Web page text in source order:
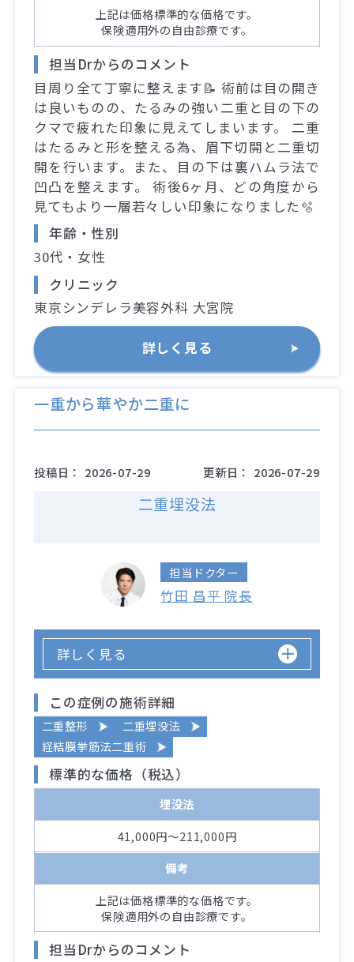
上記は価格標準的な価格です。
保険適用外の自由診療です。
担当Drからのコメント
目周り全て丁寧に整えます📝 術前は目の開き
は良いものの、たるみの強い二重と目の下の
クマで疲れた印象に見えてしまいます。 二重
はたるみと形を整える為、眉下切開と二重切
開を行います。また、目の下は裏ハムラ法で
凹凸を整えます。 術後6ヶ月、どの角度から
見てもより一層若々しい印象になりました🫧
年齢・性別
30代・女性
クリニック
東京シンデレラ美容外科 大宮院
詳しく見る
一重から華やか二重に
投稿日： 2026-07-29 更新日： 2026-07-29
二重埋没法
担当ドクター
竹田 昌平 院長
詳しく見る
この症例の施術詳細
二重整形
二重埋没法
経結膜挙筋法二重術
標準的な価格（税込）
埋没法
41,000円～211,000円
備考
上記は価格標準的な価格です。
保険適用外の自由診療です。
担当Drからのコメント